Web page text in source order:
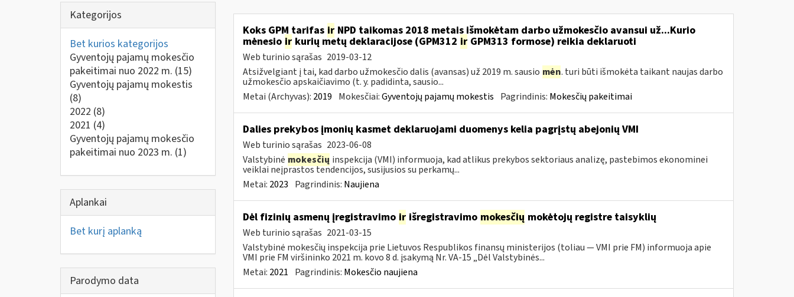
Kategorijos
Bet kurios kategorijos
Gyventojų pajamų mokesčio
pakeitimai nuo 2022 m. (15)
Gyventojų pajamų mokestis
(8)
2022 (8)
2021 (4)
Gyventojų pajamų mokesčio
pakeitimai nuo 2023 m. (1)
Aplankai
Bet kurį aplanką
Parodymo data
Koks GPM tarifas irNPD taikomas 2018 metais išmokėtam darbo užmokesčio avansui už...Kurio
mėnesio irkurių metų deklaracijose (GPM312 irGPM313 formose) reikia deklaruoti
Web turinio sąrašas 2019-03-12
Atsižvelgiant į tai, kad darbo užmokesčio dalis (avansas) už 2019 m. sausio mėn. turi būti išmokėta taikant naujas darbo
užmokesčio apskaičiavimo (t. y. padidinta, sausio...
Metai (Archyvas): 2019 Mokesčiai:Gyventojų pajamų mokestis Pagrindinis: Mokesčių pakeitimai
Dalies prekybos įmonių kasmet deklaruojami duomenys kelia pagrįstų abejonių VMI
Web turinio sąrašas 2023-06-08
Valstybinė mokesčių inspekcija (VMI) informuoja, kad atlikus prekybos sektoriaus analizę, pastebimos ekonominei
veiklai neįprastos tendencijos, susijusios su perkamų...
Metai: 2023 Pagrindinis: Naujiena
Dėl fizinių asmenų įregistravimo irišregistravimo mokesčių mokėtojų registre taisyklių
Web turinio sąrašas 2021-03-15
Valstybinė mokesčių inspekcija prie Lietuvos Respublikos finansų ministerijos (toliau ― VMI prie FM) informuoja apie
VMI prie FM viršininko 2021 m. kovo 8 d. įsakymą Nr. VA-15 „Dėl Valstybinės...
Metai: 2021 Pagrindinis: Mokesčio naujiena